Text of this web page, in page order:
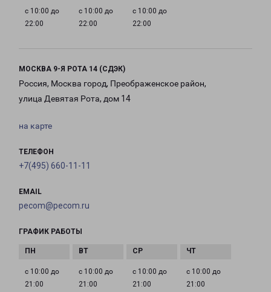
с 10:00 до
22:00
с 10:00 до
22:00
с 10:00 до
22:00
МОСКВА 9-Я РОТА 14 (СДЭК)
Россия, Москва город, Преображенское район,
улица Девятая Рота, дом 14
на карте
ТЕЛЕФОН
+7(495) 660-11-11
EMAIL
pecom@pecom.ru
ГРАФИК РАБОТЫ
с 10:00 до
21:00
с 10:00 до
21:00
с 10:00 до
21:00
с 10:00 до
21:00